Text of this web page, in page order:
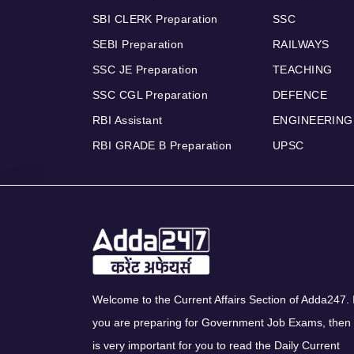
SBI CLERK Preparation
SEBI Preparation
SSC JE Preparation
SSC CGL Preparation
RBI Assistant
RBI GRADE B Preparation
SSC
RAILWAYS
TEACHING
DEFENCE
ENGINEERING
UPSC
Welcome to the Current Affairs Section of Adda247.
you are preparing for Government Job Exams, then
is very important for you to read the Daily Current